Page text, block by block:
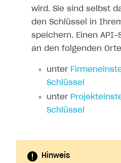
wird. Sie sind selbst
den Schlüssel in
speichern. Einen API-
an den folgenden
unter
Schlüssel
unter
Schlüssel
Hinweis